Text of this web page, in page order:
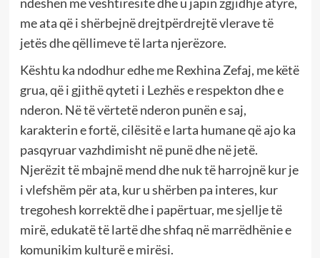
me ata që i shërbejnë drejtpërdrejtë vlerave të
jetës dhe qëllimeve të larta njerëzore.
Kështu ka ndodhur edhe me Rexhina Zefaj, me këtë
grua, që i gjithë qyteti i Lezhës e respekton dhe e
nderon. Në të vërtetë nderon punën e saj,
karakterin e fortë, cilësitë e larta humane që ajo ka
pasqyruar vazhdimisht në punë dhe në jetë.
Njerëzit të mbajnë mend dhe nuk të harrojnë kur je
i vlefshëm për ata, kur u shërben pa interes, kur
tregohesh korrektë dhe i papërtuar, me sjellje të
mirë, edukatë të lartë dhe shfaq në marrëdhënie e
komunikim kulturë e mirësi.